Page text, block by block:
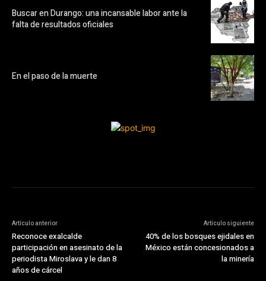
Buscar en Durango: una incansable labor ante la
falta de resultados oficiales
En el paso de la muerte
Artículo anterior
Reconoce exalcalde
participación en asesinato de la
periodista Miroslava y le dan 8
años de cárcel
Artículo siguiente
40% de los bosques ejidales en
México están concesionados a
la minería